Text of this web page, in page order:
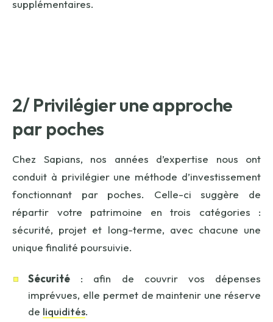
supplémentaires.
2/ Privilégier une approche
par poches
Chez Sapians, nos années d’expertise nous ont
conduit à privilégier une méthode d’investissement
fonctionnant par poches. Celle-ci suggère de
répartir votre patrimoine en trois catégories :
sécurité, projet et long-terme, avec chacune une
unique finalité poursuivie.
Sécurité : afin de couvrir vos dépenses
imprévues, elle permet de maintenir une réserve
de liquidités.